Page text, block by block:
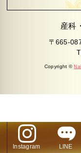
Instagram LINE
産科
〒665-
Copyright ©